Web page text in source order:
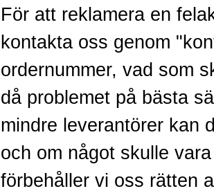
För att reklamera en
kontakta oss genom
ordernummer, vad som
då problemet på bästa
mindre leverantörer kan
och om något skulle
förbehåller vi oss rätten